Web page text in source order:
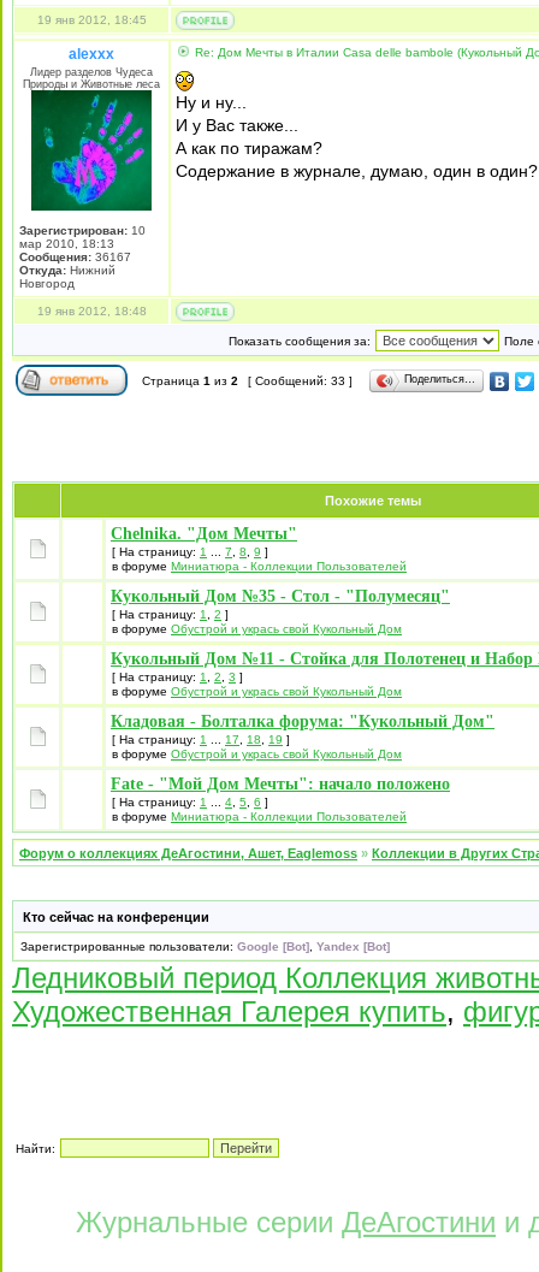
19 янв 2012, 18:45
alexxx
Лидер разделов Чудеса
Природы и Животные леса
Зарегистрирован: 10
мар 2010, 18:13
Сообщения: 36167
Откуда: Нижний
Новгород
Re: Дом Мечты в Италии Casa delle bambole (Кукольный
Ну и ну...
И у Вас также...
А как по тиражам?
Содержание в журнале, думаю, один в один?
19 янв 2012, 18:48
Показать сообщения за: Поле
Страница 1 из 2 [ Сообщений: 33 ] Поделиться…
Похожие темы
Chelnika. "Дом Мечты"
[ На страницу: 1 7 8 9 ]
в форуме Миниатюра - Коллекции Пользователей
Кукольный Дом №35 - Стол - "Полумесяц"
[ На страницу: 1 2 ]
в форуме Обустрой и укрась свой Кукольный Дом
Кукольный Дом №11 - Стойка для Полотенец и Набор
[ На страницу: 1 2 3 ]
в форуме Обустрой и укрась свой Кукольный Дом
Кладовая - Болталка форума: "Кукольный Дом"
[ На страницу: 1 17 18 19 ]
в форуме Обустрой и укрась свой Кукольный Дом
Fate - "Мой Дом Мечты": начало положено
[ На страницу: 1 4 5 6 ]
в форуме Миниатюра - Коллекции Пользователей
Форум о коллекциях ДеАгостини, Ашет, Eaglemoss » Коллекции в Других
Кто сейчас на конференции
Зарегистрированные пользователи: Google [Bot] Yandex [Bot]
Ледниковый период Коллекция
Художественная Галерея купить,
Найти:
Журнальные серии ДеАгостини и